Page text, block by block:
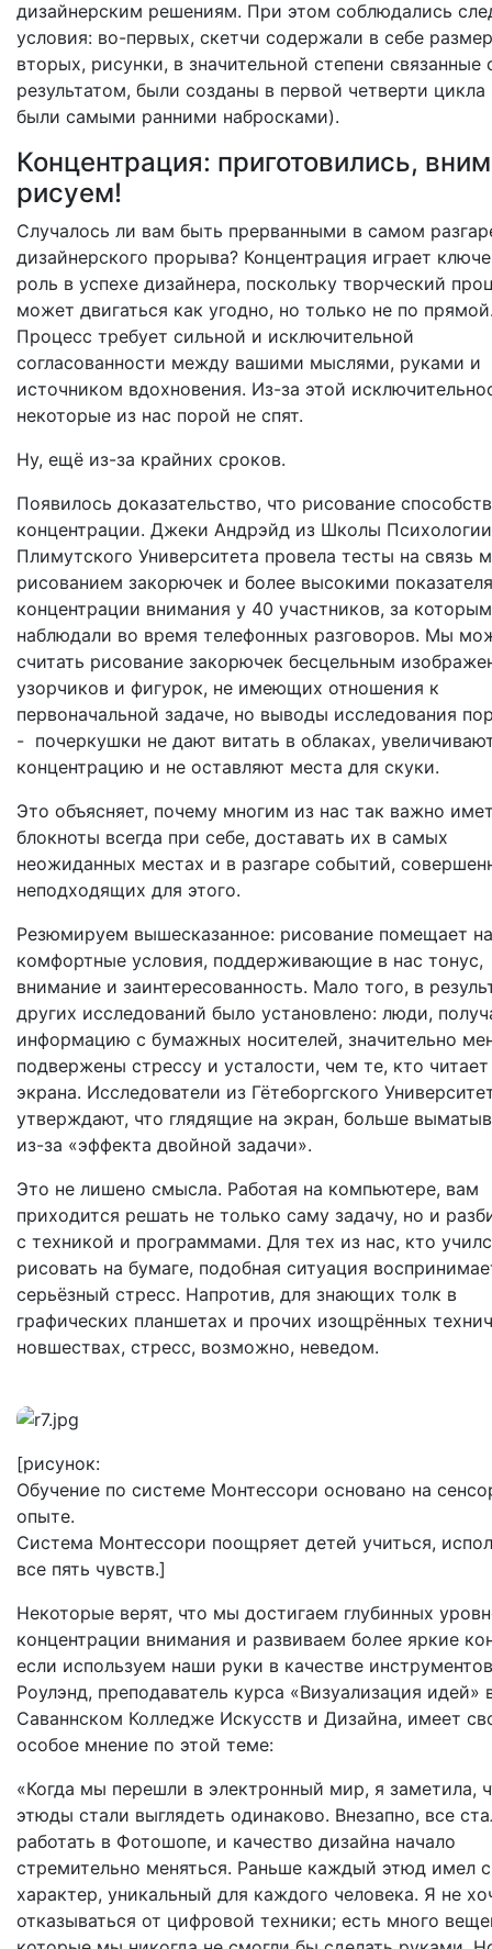
дизайнерским решениям. При этом соблюдались
условия: во-первых, скетчи содержали в себе
вторых, рисунки, в значительной степени связанные
результатом, были созданы в первой четверти цикла
были самыми ранними набросками).
Концентрация: приготовились,
рисуем!
Случалось ли вам быть прерванными в самом
дизайнерского прорыва? Концентрация играет
роль в успехе дизайнера, поскольку творческий
может двигаться как угодно, но только не по
Процесс требует сильной и исключительной
согласованности между вашими мыслями, руками и
источником вдохновения. Из-за этой
некоторые из нас порой не спят.
Ну, ещё из-за крайних сроков.
Появилось доказательство, что рисование
концентрации. Джеки Андрэйд из Школы Психологии
Плимутского Университета провела тесты на связь
рисованием закорючек и более высокими
концентрации внимания у 40 участников, за
наблюдали во время телефонных разговоров. Мы
считать рисование закорючек бесцельным
узорчиков и фигурок, не имеющих отношения к
первоначальной задаче, но выводы исследования
- почеркушки не дают витать в облаках,
концентрацию и не оставляют места для скуки.
Это объясняет, почему многим из нас так важно
блокноты всегда при себе, доставать их в самых
неожиданных местах и в разгаре событий,
неподходящих для этого.
Резюмируем вышесказанное: рисование помещает
комфортные условия, поддерживающие в нас тонус,
внимание и заинтересованность. Мало того, в
других исследований было установлено: люди,
информацию с бумажных носителей, значительно
подвержены стрессу и усталости, чем те, кто
экрана. Исследователи из Гётеборгского
утверждают, что глядящие на экран, больше
из-за «эффекта двойной задачи».
Это не лишено смысла. Работая на компьютере, вам
приходится решать не только саму задачу, но и
с техникой и программами. Для тех из нас, кто
рисовать на бумаге, подобная ситуация
серьёзный стресс. Напротив, для знающих толк в
графических планшетах и прочих изощрённых
новшествах, стресс, возможно, неведом.
[рисунок:
Обучение по системе Монтессори основано на
опыте.
Cистема Монтессори поощряет детей учиться,
все пять чувств.]
Некоторые верят, что мы достигаем глубинных
концентрации внимания и развиваем более яркие
если используем наши руки в качестве
Роулэнд, преподаватель курса «Визуализация идей»
Саваннском Колледже Искусств и Дизайна, имеет
особое мнение по этой теме:
«Когда мы перешли в электронный мир, я заметила,
этюды стали выглядеть одинаково. Внезапно, все
работать в Фотошопе, и качество дизайна начало
стремительно меняться. Раньше каждый этюд имел
характер, уникальный для каждого человека. Я не
отказываться от цифровой техники; есть много